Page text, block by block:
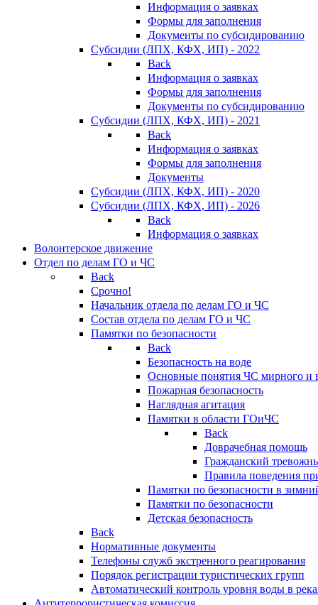
Информация о заявках
Формы для заполнения
Документы по субсидированию
Субсидии (ЛПХ, КФХ, ИП) - 2022
Back
Информация о заявках
Формы для заполнения
Документы по субсидированию
Субсидии (ЛПХ, КФХ, ИП) - 2021
Back
Информация о заявках
Формы для заполнения
Документы
Субсидии (ЛПХ, КФХ, ИП) - 2020
Субсидии (ЛПХ, КФХ, ИП) - 2026
Back
Информация о заявках
Волонтерское движение
Отдел по делам ГО и ЧС
Back
Срочно!
Начальник отдела по делам ГО и ЧС
Состав отдела по делам ГО и ЧС
Памятки по безопасности
Back
Безопасность на воде
Основные понятия ЧС мирного и
Пожарная безопасность
Наглядная агитация
Памятки в области ГОиЧС
Back
Доврачебная помощь
Гражданский
Правила поведения
Памятки по безопасности в
Памятки по безопасности
Детская безопасность
Back
Нормативные документы
Телефоны служб экстренного реагирования
Порядок регистрации туристических групп
Автоматический контроль уровня воды в